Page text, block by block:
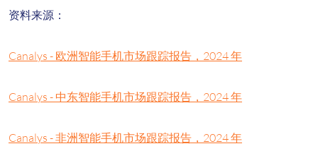
资料来源：
Canalys - 欧洲智能手机市场跟踪报告，2024 年
Canalys - 中东智能手机市场跟踪报告，2024 年
Canalys - 非洲智能手机市场跟踪报告，2024 年